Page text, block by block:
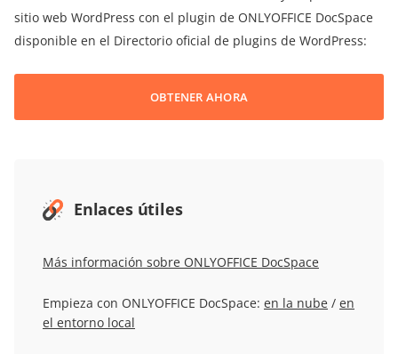
sitio web WordPress con el plugin de ONLYOFFICE DocSpace
disponible en el Directorio oficial de plugins de WordPress:
OBTENER AHORA
Enlaces útiles
Más información sobre ONLYOFFICE DocSpace
Empieza con ONLYOFFICE DocSpace: en la nube / en
el entorno local